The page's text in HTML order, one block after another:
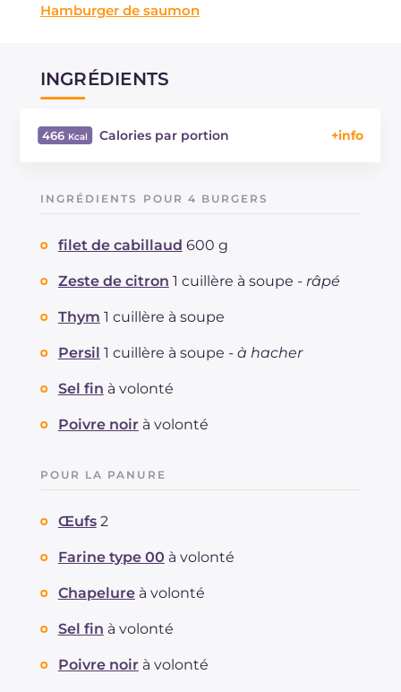
Hamburger de saumon
INGRÉDIENTS
466 Calories par portion
Graisses
dont acides gras saturés g 3.89
Cholestérol
Sodium mg
INGRÉDIENTS POUR 4 BURGERS
filet de cabillaud 600 g
Zeste de citron 1 cuillère à soupe - râpé
Thym 1 cuillère à soupe
Persil 1 cuillère à soupe - à hacher
Sel fin à volonté
Poivre noir à volonté
POUR LA PANURE
Œufs 2
Farine type 00 à volonté
Chapelure à volonté
Sel fin à volonté
Poivre noir à volonté